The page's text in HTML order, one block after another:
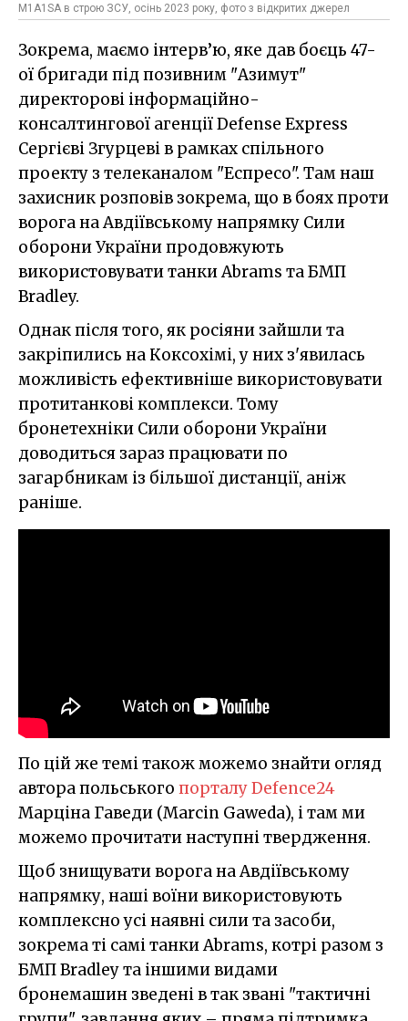
M1A1SA в строю ЗСУ, осінь 2023 року, фото з відкритих джерел
Зокрема, маємо інтерв’ю, яке дав боєць 47-
ої бригади під позивним "Азимут"
директорові інформаційно-
консалтингової агенції Defense Express
Сергієві Згурцеві в рамках спільного
проекту з телеканалом "Еспресо". Там наш
захисник розповів зокрема, що в боях проти
ворога на Авдіївському напрямку Сили
оборони України продовжують
використовувати танки Abrams та БМП
Bradley.
Однак після того, як росіяни зайшли та
закріпились на Коксохімі, у них з'явилась
можливість ефективніше використовувати
протитанкові комплекси. Тому
бронетехніки Сили оборони України
доводиться зараз працювати по
загарбникам із більшої дистанції, аніж
раніше.
По цій же темі також можемо знайти огляд
автора польського порталу Defence24
Марціна Гаведи (Marcin Gaweda), і там ми
можемо прочитати наступні твердження.
Щоб знищувати ворога на Авдіївському
напрямку, наші воїни використовують
комплексно усі наявні сили та засоби,
зокрема ті самі танки Abrams, котрі разом з
БМП Bradley та іншими видами
бронемашин зведені в так звані "тактичні